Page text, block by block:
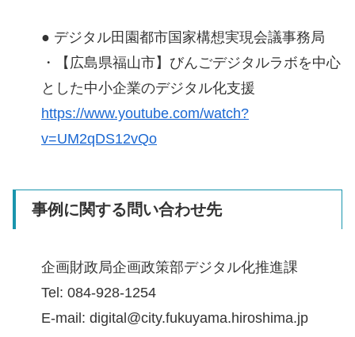
● デジタル田園都市国家構想実現会議事務局
・【広島県福山市】びんごデジタルラボを中心
とした中小企業のデジタル化支援
https://www.youtube.com/watch?
v=UM2qDS12vQo
事例に関する問い合わせ先
企画財政局企画政策部デジタル化推進課
Tel: 084-928-1254
E-mail: digital@city.fukuyama.hiroshima.jp